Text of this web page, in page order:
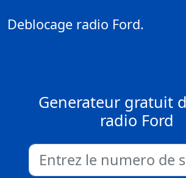
Deblocage radio Ford.
Generateur gratuit
radio Ford